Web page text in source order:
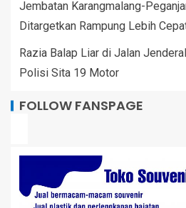
Jembatan Karangmalang-
Ditargetkan Rampung Lebih
Razia Balap Liar di Jalan
Polisi Sita 19 Motor
FOLLOW FANSPAGE